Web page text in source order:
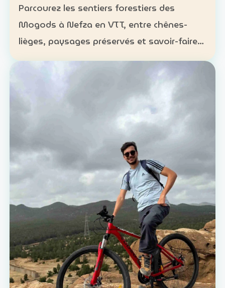
Parcourez les sentiers forestiers des
Mogods à Nefza en VTT, entre chênes-
lièges, paysages préservés et savoir-faire
local. VTT : 1 h à 1 h 30, niveau
intermédiaire — 30 DT par personne
Déjeuner maison : 35 DT par pers…